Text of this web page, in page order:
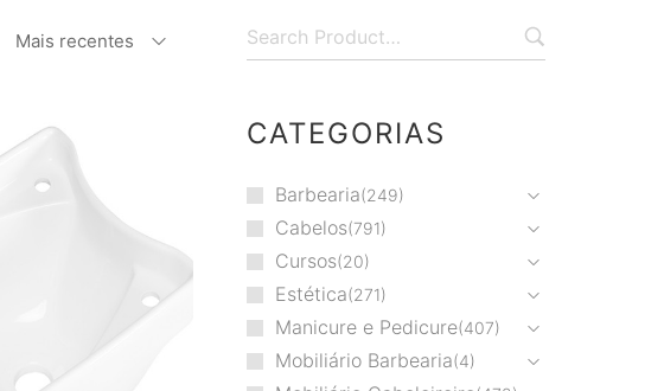
Mais recentes
CATEGORIAS
Barbearia 249
Cabelos 791
Cursos 20
Estética 271
Manicure e Pedicure 407
Mobiliário Barbearia 4